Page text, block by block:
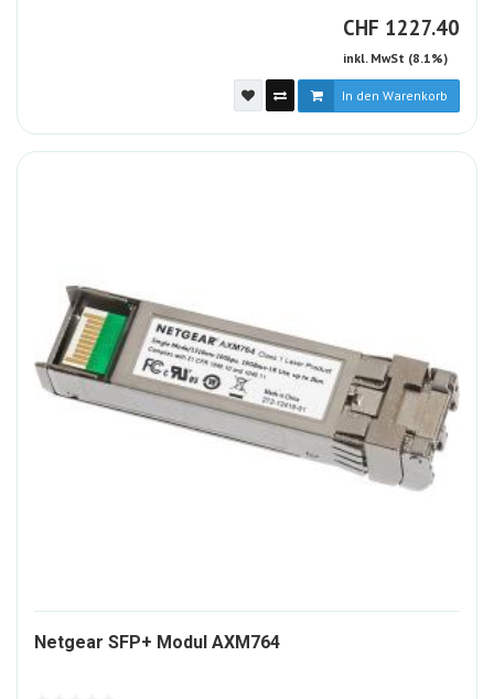
CHF CHF
1227.40
inkl. MwSt (8.1%)
In den Warenkorb
Netgear SFP+ Modul AXM764487328-